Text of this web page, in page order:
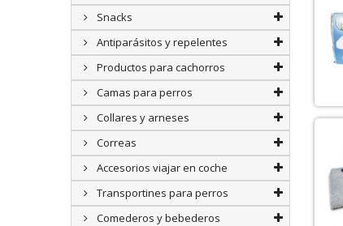
Snacks
Antiparásitos y repelentes
Productos para cachorros
Camas para perros
Collares y arneses
Correas
Accesorios viajar en coche
Transportines para perros
Comederos y bebederos